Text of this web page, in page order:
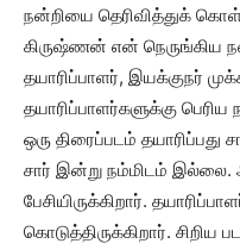
நன்றியை தெரிவித்துக்
கிருஷ்ணன் என் நெருங்கிய
தயாரிப்பாளர், இயக்குநர்
தயாரிப்பாளர்களுக்கு
ஒரு திரைப்படம்
சார் இன்று நம்மிடம் இல்லை.
பேசியிருக்கிறார்.
கொடுத்திருக்கிறார். சிறிய